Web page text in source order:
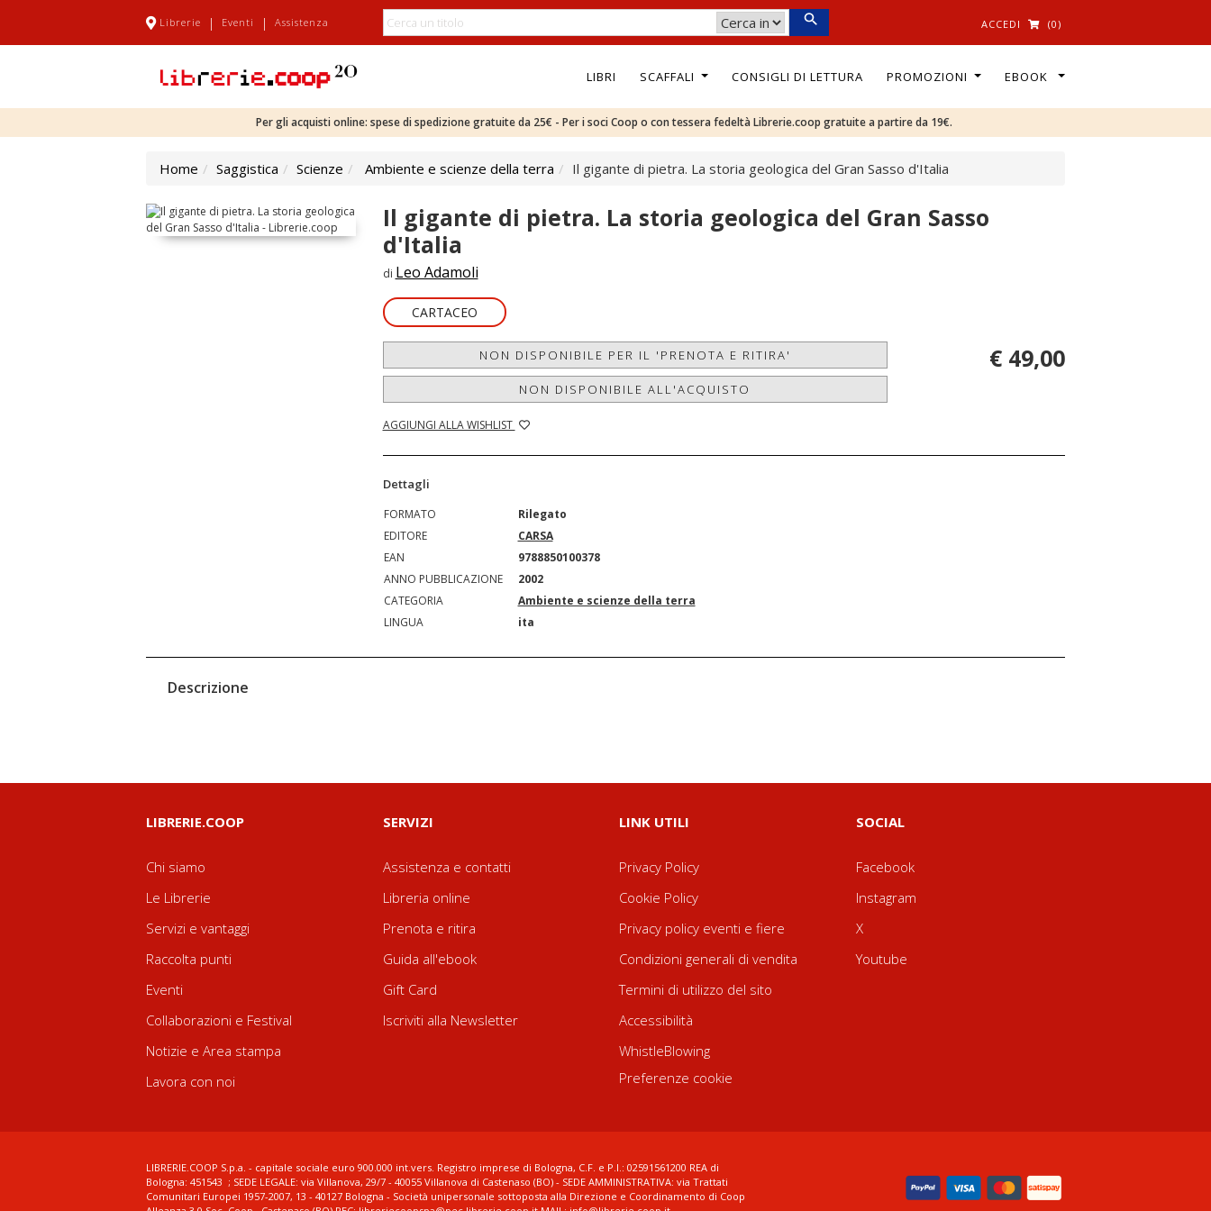
Librerie | Eventi | Assistenza ACCEDI (0)
LIBRI SCAFFALI CONSIGLI DI LETTURA PROMOZIONI EBOOK
Per gli acquisti online: spese di spedizione gratuite da 25€ - Per i soci Coop o con tessera fedeltà Librerie.coop gratuite a partire da 19€.
Home Saggistica Scienze Ambiente e scienze della terra Il gigante di pietra. La storia geologica del Gran Sasso d'Italia
Il gigante di pietra. La storia geologica del Gran Sasso
d'Italia
di Leo Adamoli
CARTACEO
NON DISPONIBILE PER IL 'PRENOTA E RITIRA'
NON DISPONIBILE ALL'ACQUISTO
AGGIUNGI ALLA WISHLIST
€ 49,00
Dettagli
FORMATO
Rilegato
EDITORE
CARSA
EAN
9788850100378
ANNO PUBBLICAZIONE
2002
CATEGORIA
Ambiente e scienze della terra
LINGUA
ita
Descrizione
LIBRERIE.COOP
Chi siamo
Le Librerie
Servizi e vantaggi
Raccolta punti
Eventi
Collaborazioni e Festival
Notizie e Area stampa
Lavora con noi
SERVIZI
Assistenza e contatti
Libreria online
Prenota e ritira
Guida all'ebook
Gift Card
Iscriviti alla Newsletter
LINK UTILI
Privacy Policy
Cookie Policy
Privacy policy eventi e fiere
Condizioni generali di vendita
Termini di utilizzo del sito
Accessibilità
WhistleBlowing
Preferenze cookie
SOCIAL
Facebook
Instagram
X
Youtube
LIBRERIE.COOP S.p.a. - capitale sociale euro 900.000 int.vers. Registro imprese di Bologna, C.F. e P.I.: 02591561200 REA di
Bologna: 451543 ; SEDE LEGALE: via Villanova, 29/7 - 40055 Villanova di Castenaso (BO) - SEDE AMMINISTRATIVA: via Trattati
Comunitari Europei 1957-2007, 13 - 40127 Bologna - Società unipersonale sottoposta alla Direzione e Coordinamento di Coop